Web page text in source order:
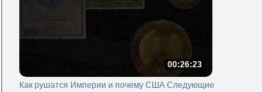
00:26:23
Как рушатся Империи и почему США Следующие